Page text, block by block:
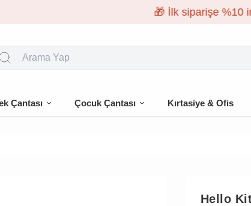
🎁 İlk siparişe %10 indirim
Çantası Çocuk Çantası Kırtasiye & Ofis
Hello